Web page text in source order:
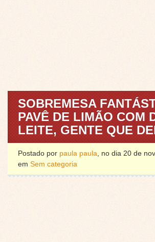
SOBREMESA
PAVÊ DE LIMÃO COM
LEITE, GENTE QUE
Postado por paula paula, no dia 20 de
em Sem categoria